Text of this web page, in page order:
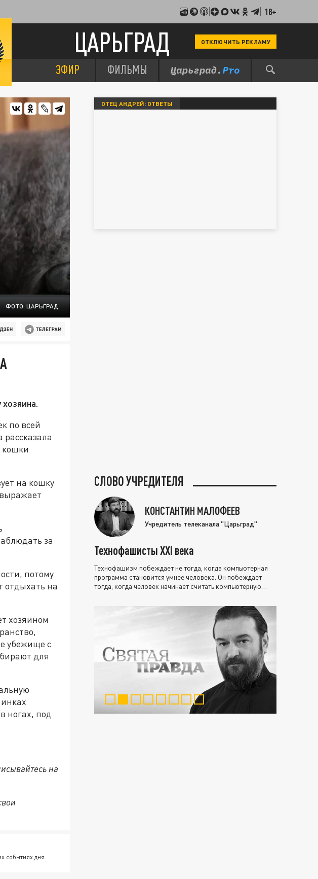
18+
ЦАРЬГРАД ОТКЛЮЧИТЬ РЕКЛАМУ
ЭФИР ФИЛЬМЫ
ФОТО: ЦАРЬГРАД.
по всей
кошки
на кошку
за
потому
отдыхать на
хозяином
убежище с
для
ногах, под
на
событиях дня.
ОТЕЦ АНДРЕЙ: ОТВЕТЫ
СЛОВО УЧРЕДИТЕЛЯ
КОНСТАНТИН МАЛОФЕЕВ
Учредитель телеканала "Царьград"
Технофашисты XXI века
Технофашизм побеждает не тогда, когда компьютерная
программа становится умнее человека. Он побеждает
тогда, когда человек начинает считать компьютерную